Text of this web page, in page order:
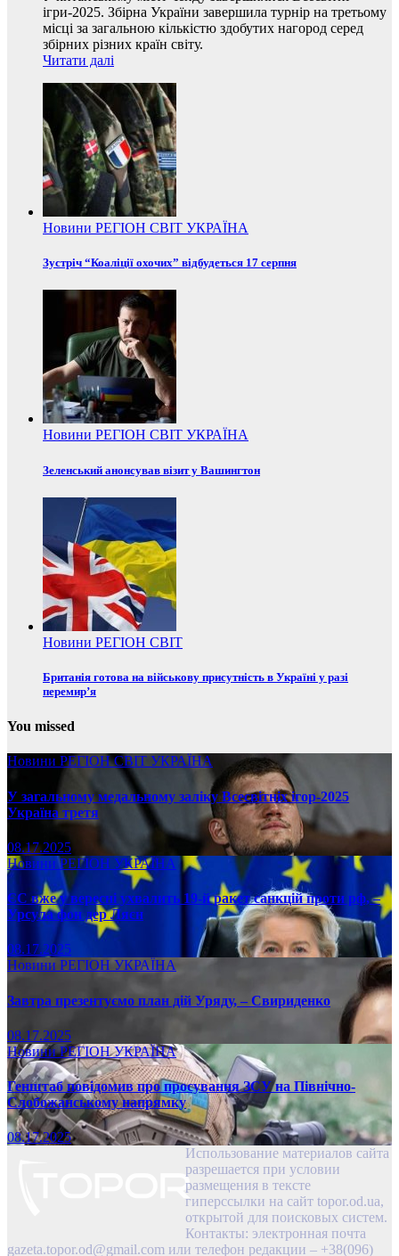
ігри-2025. Збірна України завершила турнір на третьому
місці за загальною кількістю здобутих нагород серед
збірних різних країн світу.
Читати далі
Новини РЕГІОН СВІТ УКРАЇНА
Зустріч “Коаліції охочих” відбудеться 17 серпня
Новини РЕГІОН СВІТ УКРАЇНА
Зеленський анонсував візит у Вашингтон
Новини РЕГІОН СВІТ
Британія готова на військову присутність в Україні у разі
перемир’я
You missed
Новини РЕГІОНСВІТ УКРАЇНА
У загальному медальному заліку Всесвітніх ігор-2025
Україна третя
08.17.2025
НовиниРЕГІОН УКРАЇНА
ЄС вже у вересні ухвалить 19-й ракет санкцій проти рф, –
Урсула фон дер Ляєн
08.17.2025
Новини РЕГІОН УКРАЇНА
Завтра презентуємо план дій Уряду, – Свириденко
08.17.2025
НовиниРЕГІОНУКРАЇНА
Генштаб повідомив про просування ЗСУ на Північно-
Слобожанському напрямку
08.17.2025
Использование материалов сайта
разрешается при условии
размещения в тексте
гиперссылки на сайт topor.od.ua,
открытой для поисковых систем.
Контакты: электронная почта
gazeta.topor.od@gmail.com или телефон редакции – +38(096)